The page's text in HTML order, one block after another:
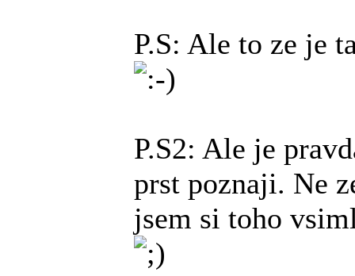
P.S: Ale to ze je
P.S2: Ale je
prst poznaji. Ne
jsem si toho